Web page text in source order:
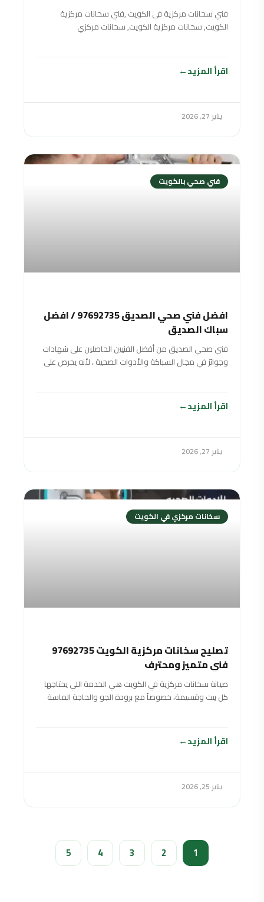
فني سخانات مركزية فى الكويت ,فني سخانات مركزية
الكويت, سخانات مركزية الكويت, سخانات مركزي
اقرأ المزيد
يناير 27, 2026
فني صحي بالكويت
افضل فني صحي الصديق 97692735 / افضل
سباك الصديق
فني صحي الصديق من أفضل الفنيين الحاصلين على شهادات
وجوائز في مجال السباكة والأدوات الصحية ، لأنه يحرص على
الصحية. شرائح المجتمع
اقرأ المزيد
يناير 27, 2026
سخانات مركزي في الكويت
تصليح سخانات مركزية الكويت 97692735
فني متميز ومحترف
صيانة سخانات مركزية في الكويت هي الخدمة اللي يحتاجها
كل بيت وقسيمة، خصوصاً مع برودة الجو والحاجة الماسة
اقرأ المزيد
يناير 25, 2026
1
2
3
4
5